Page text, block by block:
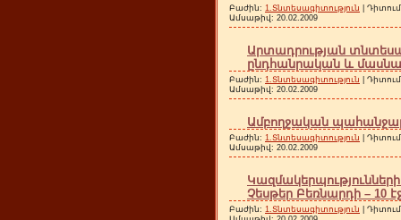
Բաժին: 1.Տնտեսագիտություն |
Ամսաթիվ: 20.02.2009
Արտադրության
ընդհանրական և
Բաժին: 1.Տնտեսագիտություն |
Ամսաթիվ: 20.02.2009
Ամբողջական
Բաժին: 1.Տնտեսագիտություն |
Ամսաթիվ: 20.02.2009
Չեսթեր Բեռնարդի – 10
Բաժին: 1.Տնտեսագիտություն |